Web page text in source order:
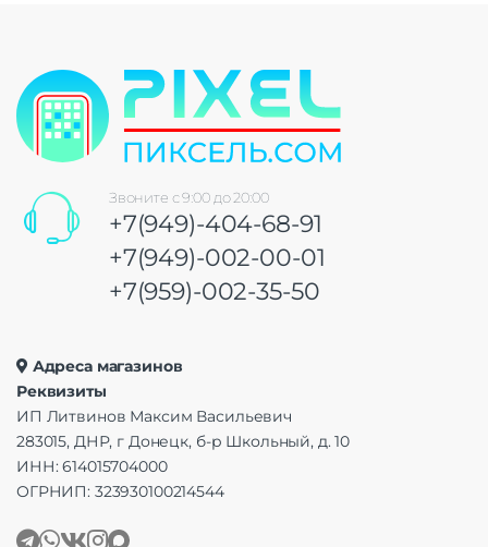
Звоните с 9:00 до 20:00
+7(949)-404-68-91
+7(949)-002-00-01
+7(959)-002-35-50
Адреса магазинов
Реквизиты
ИП Литвинов Максим Васильевич
283015, ДНР, г Донецк, б-р Школьный, д. 10
ИНН: 614015704000
ОГРНИП: 323930100214544